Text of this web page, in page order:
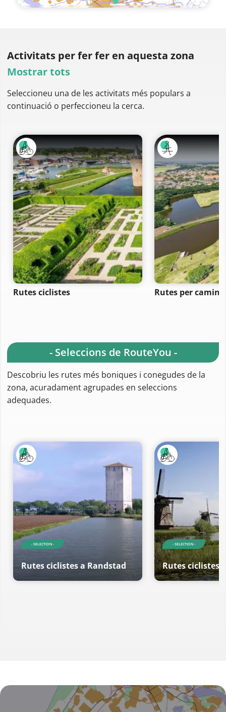
Activitats per ferfer en aquesta zona
Mostrar tots
Seleccioneu una de les activitats més populars a
continuació o perfeccioneu la cerca.
Rutes ciclistes Rutes per
- Seleccions de RouteYou -
Descobriu les rutes més boniques i conegudes de la
zona, acuradament agrupades en seleccions
adequades.
- SELECTION -
Rutes ciclistes a Randstad
- SELECTION -
Rutes ciclistes